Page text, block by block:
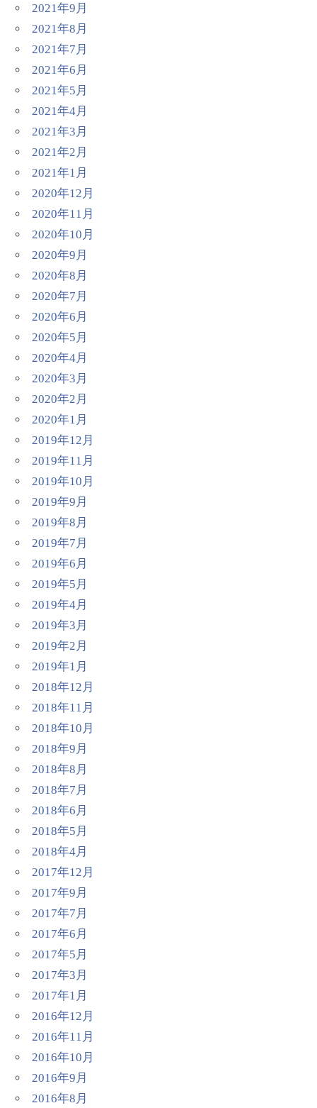
2021年9月
2021年8月
2021年7月
2021年6月
2021年5月
2021年4月
2021年3月
2021年2月
2021年1月
2020年12月
2020年11月
2020年10月
2020年9月
2020年8月
2020年7月
2020年6月
2020年5月
2020年4月
2020年3月
2020年2月
2020年1月
2019年12月
2019年11月
2019年10月
2019年9月
2019年8月
2019年7月
2019年6月
2019年5月
2019年4月
2019年3月
2019年2月
2019年1月
2018年12月
2018年11月
2018年10月
2018年9月
2018年8月
2018年7月
2018年6月
2018年5月
2018年4月
2017年12月
2017年9月
2017年7月
2017年6月
2017年5月
2017年3月
2017年1月
2016年12月
2016年11月
2016年10月
2016年9月
2016年8月